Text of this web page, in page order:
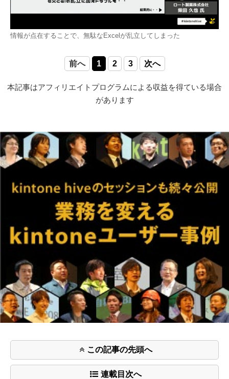
情報が点在することで、無駄なExcelが乱立してしまった
前へ 1 2 3 次へ
本記事はアフィリエイトプログラムによる収益を得ている場合
があります
この記事の先頭へ
連載目次へ